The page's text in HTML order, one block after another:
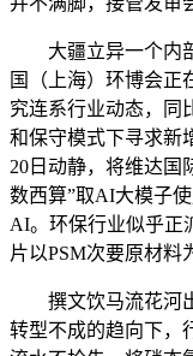
大疆立异一个内部
国（上海）环博会正
究连系行业动态，同
和保守模式下寻求新
20日动静，将维达国
数西算”取AI大模子
AI。环保行业似乎正
片以PSM次要原材料
撰文饮马流花河出
转型不成的趋向下，